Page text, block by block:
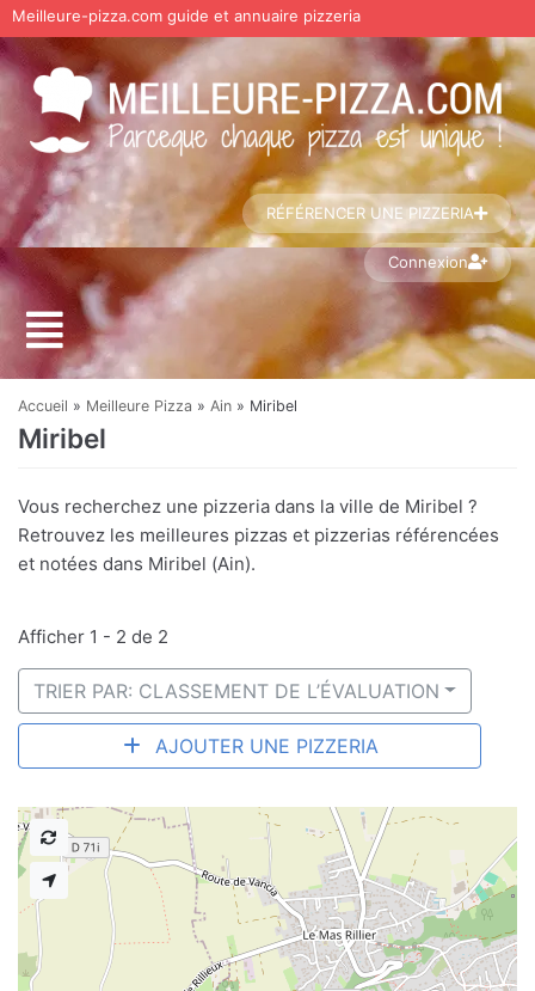
Aller
au
contenu
Meilleure-pizza.com guide et annuaire pizzeria
RÉFÉRENCER UNE PIZZERIA
Connexion
Accueil » Meilleure Pizza » Ain » Miribel
Miribel
Vous recherchez une pizzeria dans la ville de Miribel ?
Retrouvez les meilleures pizzas et pizzerias référencées
et notées dans Miribel (Ain).
Afficher 1 - 2 de 2
TRIER PAR: CLASSEMENT DE L’ÉVALUATION
AJOUTER UNE PIZZERIA